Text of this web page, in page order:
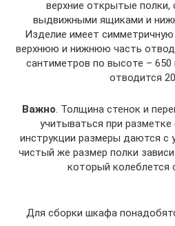
верхние открытые полки,
выдвижными ящиками и
Изделие имеет симметричную
верхнюю и нижнюю часть
сантиметров по высоте –
отводится
Важно. Толщина стенок и
учитываться при
инструкции размеры даются с
чистый же размер полки
который колеблется
Для сборки шкафа